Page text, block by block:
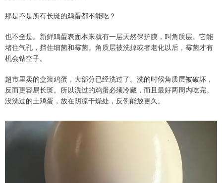
那是不是所有长斑的鸡蛋都不能吃？
也不全是。新鲜鸡蛋表面本来就有一层天然保护膜，叫角质层。它能
堵住气孔，挡住细菌和霉菌。角质层被洗掉或者老化以后，霉菌才有
机会钻空子。
超市里卖的盒装鸡蛋，大部分已经洗过了。洗的时候角质层被破坏，
反而更容易长斑。所以洗过的鸡蛋必须冷藏，而且最好两周内吃完。
没洗过的土鸡蛋，放在阴凉干燥处，反倒能放更久。